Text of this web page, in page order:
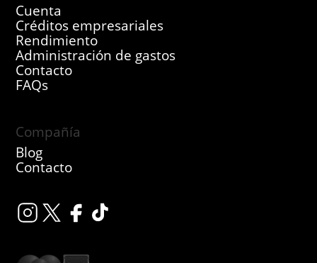
Cuenta
Créditos empresariales
Rendimiento
Administración de gastos
Contacto
FAQs
Compañía
Blog
Contacto